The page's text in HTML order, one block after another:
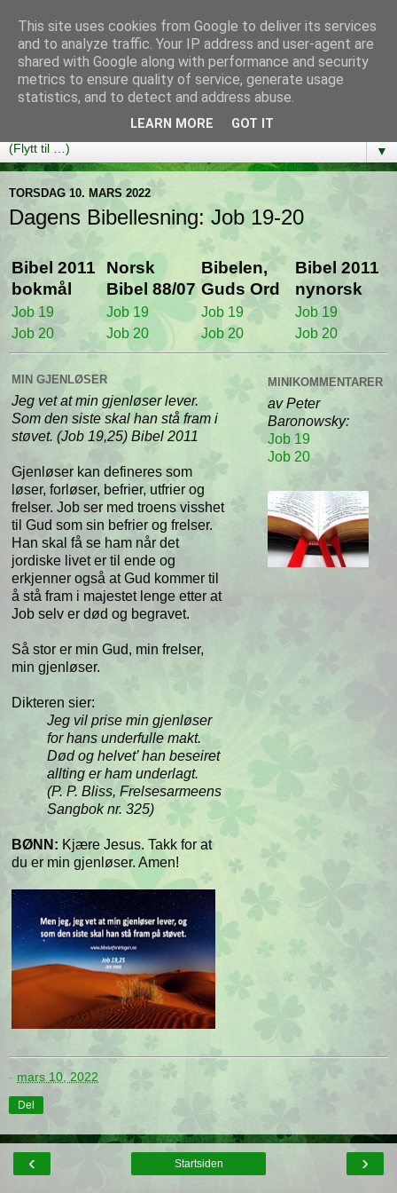
Bibelutfordringen
En bibelleseplan som hjelper deg med å lese gjennom hele
Bibelen på ett år!
▼
TORSDAG 10. MARS 2022
Dagens Bibellesning: Job 19-20
Bibel 2011
bokmål
Norsk
Bibel 88/07
Bibelen,
Guds Ord
Bibel 2011
nynorsk
Job 19 Job 19 Job 19
Job 19
Job 20
Job 20 Job 20 Job 20
MIN GJENLØSER
Jeg vet at min gjenløser lever.
Som den siste skal han stå fram i
støvet. (Job 19,25) Bibel 2011
Gjenløser kan defineres som
løser, forløser, befrier, utfrier og
frelser. Job ser med troens visshet
til Gud som sin befrier og frelser.
Han skal få se ham når det
jordiske livet er til ende og
erkjenner også at Gud kommer til
å stå fram i majestet lenge etter at
Job selv er død og begravet.
Så stor er min Gud, min frelser,
min gjenløser.
Dikteren sier:
Jeg vil prise min gjenløser
for hans underfulle makt.
Død og helvet’ han beseiret
allting er ham underlagt.
(P. P. Bliss, Frelsesarmeens
Sangbok nr. 325)
BØNN: Kjære Jesus. Takk for at
du er min gjenløser. Amen!
MINIKOMMENTARER
av Peter
Baronowsky:
Job 19
Job 20
- mars 10, 2022
Del
‹ ›
Startsiden
This site uses cookies from Google to deliver its services
and to analyze traffic. Your IP address and user-agent are
shared with Google along with performance and security
metrics to ensure quality of service, generate usage
statistics, and to detect and address abuse.
LEARN MORE GOT IT